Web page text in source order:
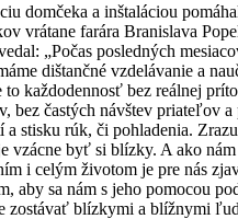
domčeka a inštaláciou
vrátane farára Branislava
„Počas posledných
dištančné vzdelávanie a
každodennosť bez reálnej
bez častých návštev priateľov a
a stisku rúk, či pohladenia.
vzácne byť si blízky. A ako
i celým životom je pre nás
aby sa nám s jeho pomocou
zostávať blízkymi a blížnymi